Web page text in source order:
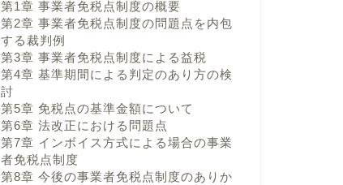
第1章 事業者免税点制度の概要
第2章 事業者免税点制度の問題点を内包
する裁判例
第3章 事業者免税点制度による益税
第4章 基準期間による判定のあり方の検
討
第5章 免税点の基準金額について
第6章 法改正における問題点
第7章 インボイス方式による場合の事業
者免税点制度
第8章 今後の事業者免税点制度のありか